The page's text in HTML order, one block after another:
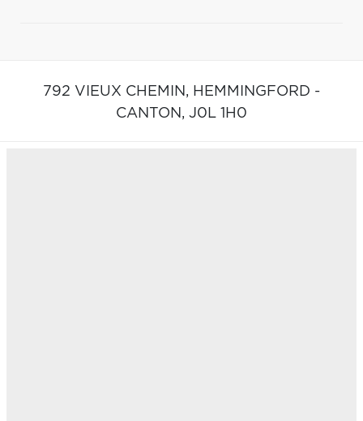
792 VIEUX CHEMIN, HEMMINGFORD -
CANTON, J0L 1H0